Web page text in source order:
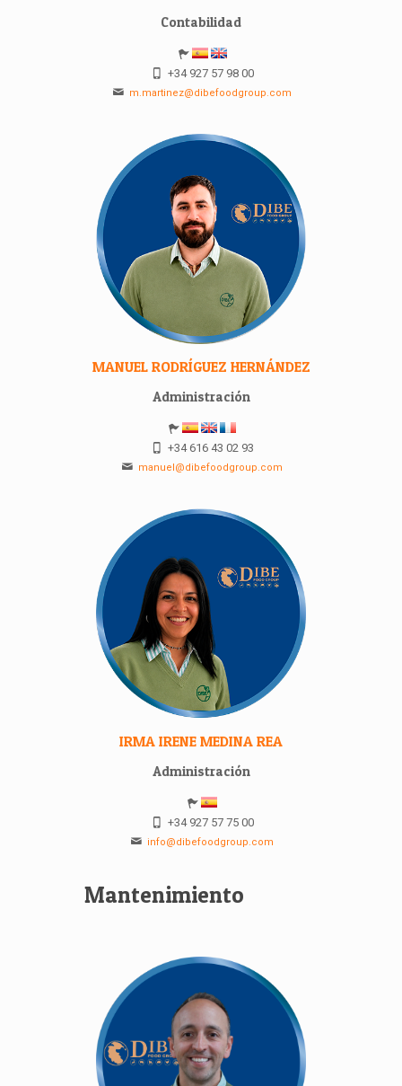
Contabilidad
+34 927 57 98 00
m.martinez@dibefoodgroup.com
MANUEL RODRÍGUEZ HERNÁNDEZ
Administración
+34 616 43 02 93
manuel@dibefoodgroup.com
IRMA IRENE MEDINA REA
Administración
+34 927 57 75 00
info@dibefoodgroup.com
Mantenimiento